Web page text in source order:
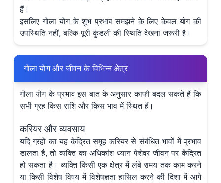
हैं।
इसलिए गोला योग के शुभ प्रभाव समझने के लिए केवल योग की
उपस्थिति नहीं, बल्कि पूरी कुंडली की स्थिति देखना जरूरी है।
गोला योग और जीवन के विभिन्न क्षेत्र
गोला योग के प्रभाव इस बात के अनुसार काफी बदल सकते हैं कि
सभी ग्रह किस राशि और किस भाव में स्थित हैं।
करियर और व्यवसाय
यदि ग्रहों का यह केंद्रित समूह करियर से संबंधित भावों में प्रभाव
डालता है, तो व्यक्ति का अधिकांश ध्यान पेशेवर जीवन पर केंद्रित
हो सकता है। व्यक्ति किसी एक क्षेत्र में लंबे समय तक काम करने
या किसी विशेष विषय में विशेषज्ञता हासिल करने की दिशा में आगे